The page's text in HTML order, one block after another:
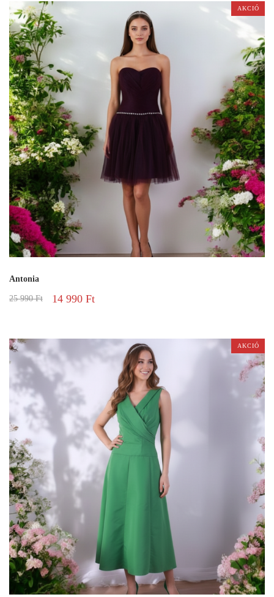
AKCIÓ
Antonia
25 990Ft 14 990 Ft
AKCIÓ